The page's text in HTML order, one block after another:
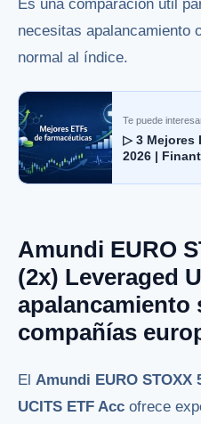
Es una comparación útil
necesitas apalancamiento
normal al índice.
Te puede
▷ 3 Mejores
2026 |
Amundi EURO
(2x) Leveraged
apalancamiento
compañías
El Amundi EURO STOXX
UCITS ETF Acc ofrece